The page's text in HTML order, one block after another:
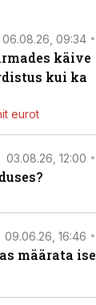
06.08.26, 09:34
käive
kui ka
eurot
03.08.26, 12:00
09.06.26, 16:46
määrata ise